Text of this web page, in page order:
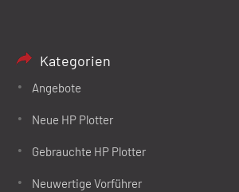
Kategorien
Angebote
Neue HP Plotter
Gebrauchte HP Plotter
Neuwertige Vorführer